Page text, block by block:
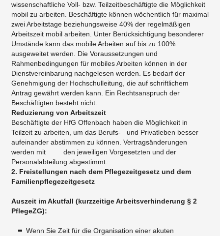
wissenschaftliche Voll- bzw. Teilzeitbeschäftigte die Möglichkeit
mobil zu arbeiten. Beschäftigte können wöchentlich für maximal
zwei Arbeitstage beziehungsweise 40% der regelmäßigen
Arbeitszeit mobil arbeiten. Unter Berücksichtigung besonderer
Umstände kann das mobile Arbeiten auf bis zu 100%
ausgeweitet werden. Die Voraussetzungen und
Rahmenbedingungen für mobiles Arbeiten können in der
Dienstvereinbarung nachgelesen werden. Es bedarf der
Genehmigung der Hochschulleitung, die auf schriftlichem
Antrag gewährt werden kann. Ein Rechtsanspruch der
Beschäftigten besteht nicht.
Reduzierung von Arbeitszeit
Beschäftigte der HfG Offenbach haben die Möglichkeit in
Teilzeit zu arbeiten, um das Berufs- und Privatleben besser
aufeinander abstimmen zu können. Vertragsänderungen
werden mit den jeweiligen Vorgesetzten und der
Personalabteilung abgestimmt.
2. Freistellungen nach dem Pflegezeitgesetz und dem
Familienpflegezeitgesetz
Auszeit im Akutfall (kurzzeitige Arbeitsverhinderung § 2
PflegeZG):
Wenn Sie Zeit für die Organisation einer akuten